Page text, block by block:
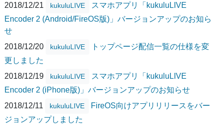
2018/12/21
kukuluLIVE
スマホアプリ「kukuluLIVE
Encoder 2 (Android/FireOS版)」バージョンアップのお知ら
せ
2018/12/20
kukuluLIVE
トップページ配信一覧の仕様を変
更しました
2018/12/19
kukuluLIVE
スマホアプリ「kukuluLIVE
Encoder 2 (iPhone版)」バージョンアップのお知らせ
2018/12/11
kukuluLIVE
FireOS向けアプリリリースをバー
ジョンアップしました